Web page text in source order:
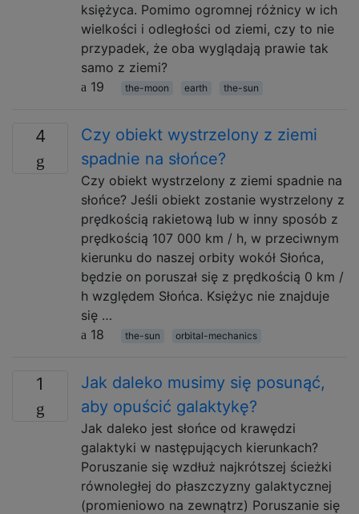
księżyca. Pomimo ogromnej różnicy w ich
wielkości i odległości od ziemi, czy to nie
przypadek, że oba wyglądają prawie tak
samo z ziemi?
19
the-moon earth the-sun
4
Czy obiekt wystrzelony z ziemi
spadnie na słońce?
Czy obiekt wystrzelony z ziemi spadnie na
słońce? Jeśli obiekt zostanie wystrzelony z
prędkością rakietową lub w inny sposób z
prędkością 107 000 km / h, w przeciwnym
kierunku do naszej orbity wokół Słońca,
będzie on poruszał się z prędkością 0 km /
h względem Słońca. Księżyc nie znajduje
się …
18
the-sun orbital-mechanics
1
Jak daleko musimy się posunąć,
aby opuścić galaktykę?
Jak daleko jest słońce od krawędzi
galaktyki w następujących kierunkach?
Poruszanie się wzdłuż najkrótszej ścieżki
równoległej do płaszczyzny galaktycznej
(promieniowo na zewnątrz) Poruszanie się